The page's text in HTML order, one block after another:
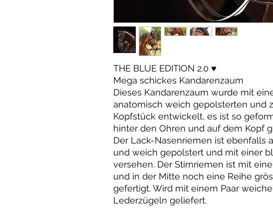
THE BLUE EDITION 2.0 ♥️
Mega schickes Kandarenzaum
Dieses Kandarenzaum wurde mit
anatomisch weich gepolsterten und
Kopfstück entwickelt, es ist so
hinter den Ohren und auf dem Kopf
Der Lack-Nasenriemen ist ebenfalls
und weich gepolstert und mit einer
versehen. Der Stirnriemen ist mit
und in der Mitte noch eine Reihe
gefertigt. Wird mit einem Paar
Lederzügeln geliefert.